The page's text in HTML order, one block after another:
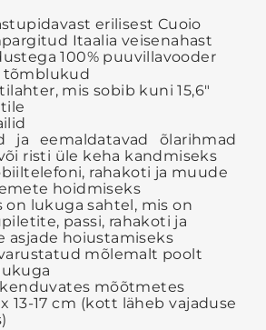
erilisest Cuoio
Itaalia veisenahast
100% puuvillavooder
tõmblukud
mis sobib kuni 15,6″
ja eemaldatavad õlarihmad
risti üle keha kandmiseks
rahakoti ja muude
hoidmiseks
on lukuga sahtel, mis on
passi, rahakoti ja
asjade hoiustamiseks
mõlemalt poolt
mõõtmetes
13-17 cm (kott läheb vajaduse